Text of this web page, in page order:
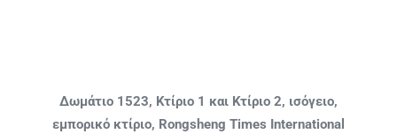
Δωμάτιο 1523, Κτίριο 1 και Κτίριο 2, ισόγειο,
εμπορικό κτίριο, Rongsheng Times International